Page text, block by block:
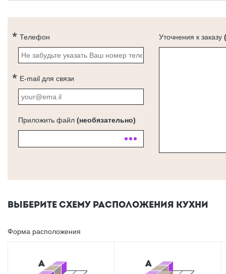
Телефон
E-mail для связи
Приложить файл (необязательно)
Уточнения к заказу
ВЫБЕРИТЕ СХЕМУ РАСПОЛОЖЕНИЯ КУХНИ
Форма расположения